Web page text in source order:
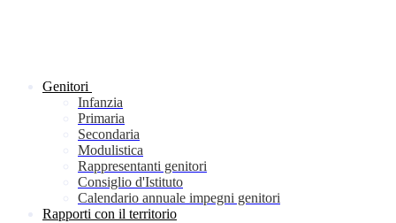
Genitori
Infanzia
Primaria
Secondaria
Modulistica
Rappresentanti genitori
Consiglio d'Istituto
Calendario annuale impegni genitori
Rapporti con il territorio